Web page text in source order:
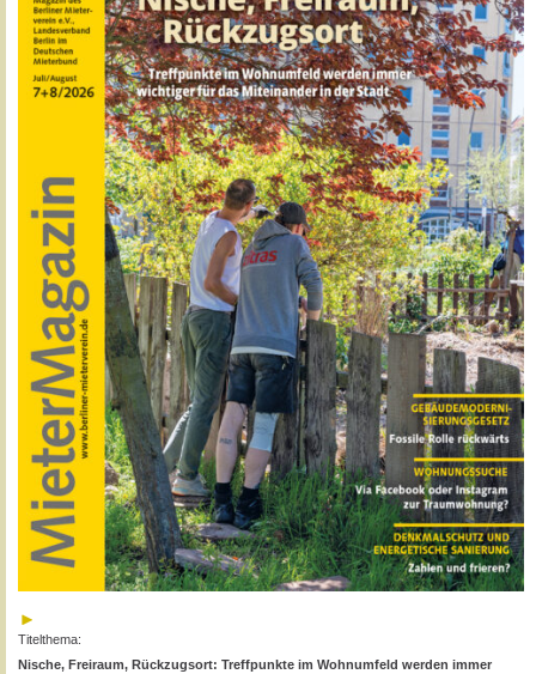
Titelthema:
Nische, Freiraum, Rückzugsort: Treffpunkte im Wohnumfeld werden immer